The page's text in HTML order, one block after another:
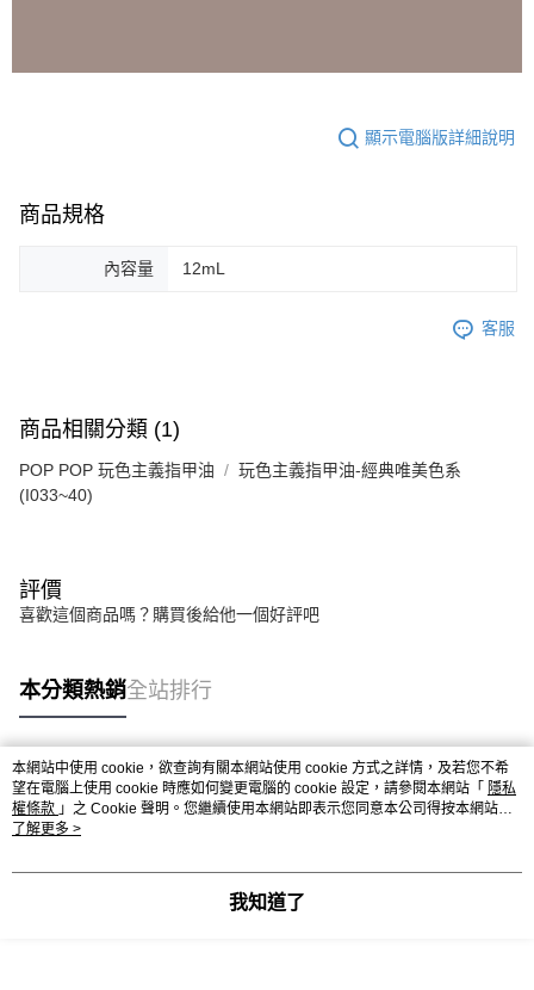
顯示電腦版詳細說明
商品規格
內容量 12mL
客服
商品相關分類 (1)
POP POP 玩色主義指甲油
玩色主義指甲油-經典唯美色系
(I033~40)
評價
喜歡這個商品嗎？購買後給他一個好評吧
本分類熱銷全站排行
熱門標籤
本網站中使用 cookie，欲查詢有關本網站使用 cookie 方式之詳情，及若您不希
望在電腦上使用 cookie 時應如何變更電腦的 cookie 設定，請參閱本網站「 隱私
權條款 」之 Cookie 聲明。您繼續使用本網站即表示您同意本公司得按本網站使
用條款之 Cookie 聲明使用 cookie。
了解更多 >
我知道了